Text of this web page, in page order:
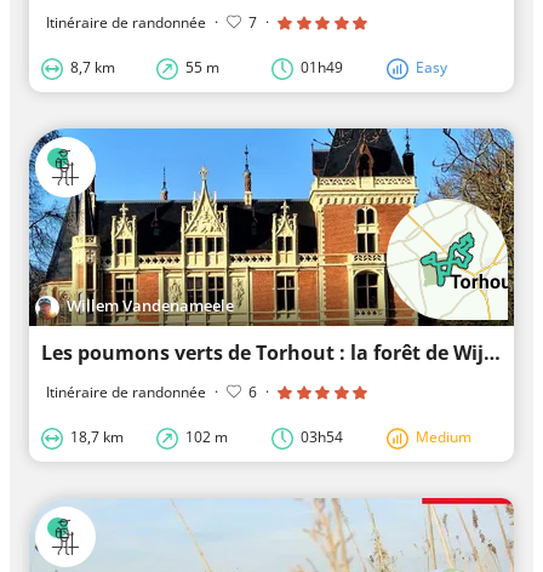
Itinéraire de randonnée · 7 ·
8,7 km 55 m 01h49 Easy
Willem Vandenameele
Les poumons verts de Torhout : la forêt de Wijnendale et le domaine provincial d'Aertrycke
Itinéraire de randonnée · 6 ·
18,7 km 102 m 03h54 Medium